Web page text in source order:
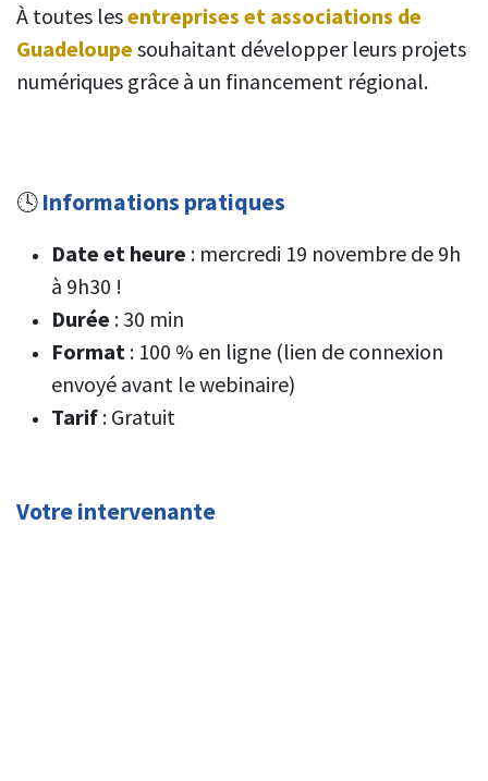
À toutes lesentreprises et associations de
Guadeloupe souhaitant développer leurs projets
numériques grâce à un financement régional.
🕓 Informations pratiques
Date et heure : mercredi 19 novembre de 9h
à 9h30 !
Durée : 30 min
Format : 100 % en ligne (lien de connexion
envoyé avant le webinaire)
Tarif : Gratuit
Votre intervenante